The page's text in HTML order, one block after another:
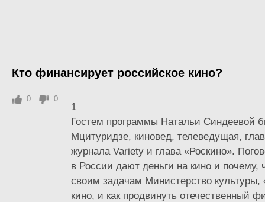
Кто финансирует российское кино?
1
Гостем программы Натальи Синдеевой
Мцитуридзе, киновед, телеведущая,
журнала Variety и глава «Роскино».
в России дают деньги на кино и почему,
своим задачам Министерство культуры,
кино, и как продвинуть отечественный
0 0